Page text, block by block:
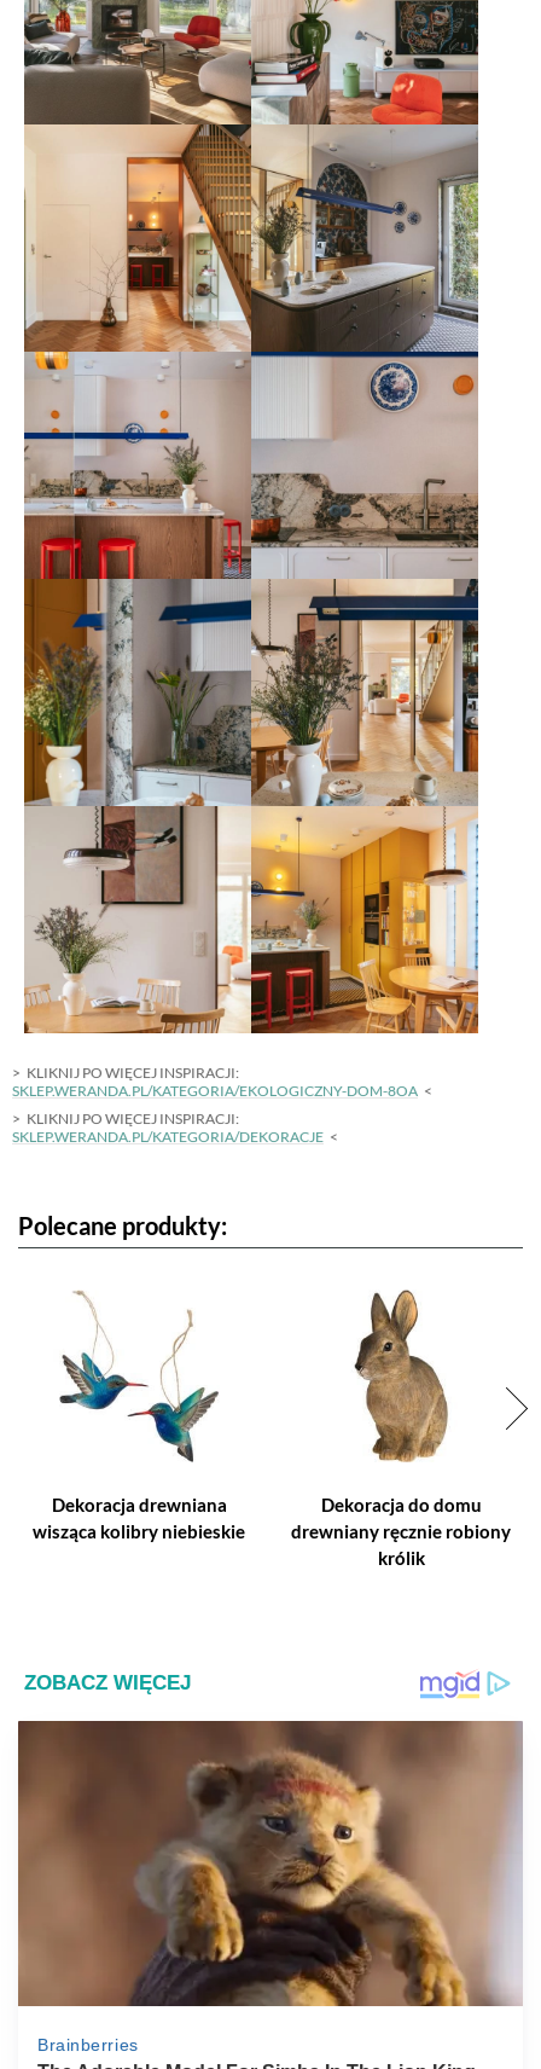
KLIKNIJ PO WIĘCEJ INSPIRACJI:
SKLEP.WERANDA.PL/KATEGORIA/EKOLOGICZNY-DOM-8OA
KLIKNIJ PO WIĘCEJ INSPIRACJI:
SKLEP.WERANDA.PL/KATEGORIA/DEKORACJE
Polecane produkty:
Dekoracja drewniana
wisząca kolibry niebieskie
Dekoracja do domu
drewniany ręcznie robiony
królik